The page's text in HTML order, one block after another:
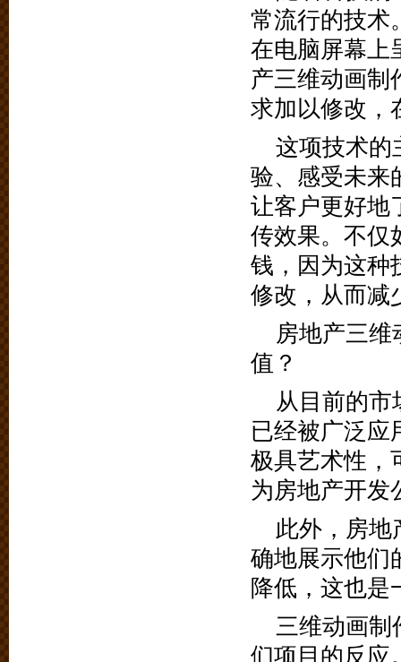
常流行的技术
在电脑屏幕上
产三维动画制
求加以修改，
这项技术的
验、感受未来
让客户更好地
传效果。不仅
钱，因为这种
修改，从而减
房地产三
值？
从目前的
已经被广泛应
极具艺术性，
为房地产开发
此外，房地
确地展示他们
降低，这也是
三维动画制
们项目的反应